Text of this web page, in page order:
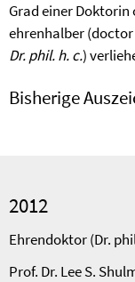
Grad einer
ehrenhalber
Dr. phil. h. c.)
Bisherige
2012
Ehrendoktor (Dr.
Prof. Dr. Lee S.